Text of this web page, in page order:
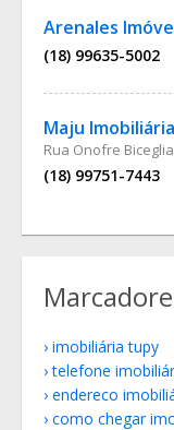
Arenales
(18) 99635-5002
Maju Imobiliária
Rua Onofre
(18) 99751-7443
imobiliária tupy
telefone
endereco
como chegar